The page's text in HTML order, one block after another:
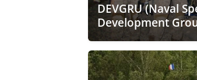
DEVGRU (Naval
Development